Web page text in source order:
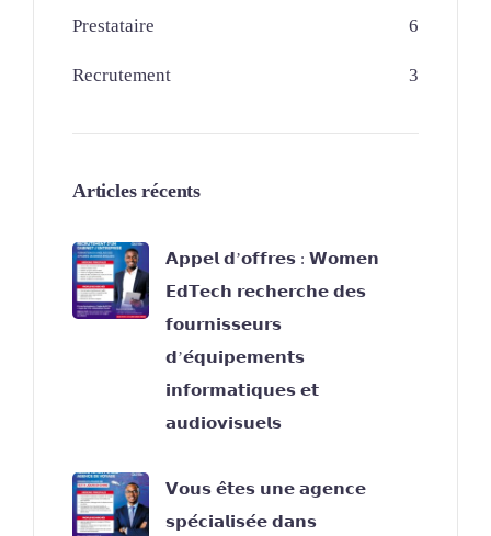
Prestataire 6
Recrutement 3
Articles récents
𝗔𝗽𝗽𝗲𝗹 𝗱’𝗼𝗳𝗳𝗿𝗲𝘀 : 𝗪𝗼𝗺𝗲𝗻
𝗘𝗱𝗧𝗲𝗰𝗵 𝗿𝗲𝗰𝗵𝗲𝗿𝗰𝗵𝗲 𝗱𝗲𝘀
𝗳𝗼𝘂𝗿𝗻𝗶𝘀𝘀𝗲𝘂𝗿𝘀
𝗱’𝗲́𝗾𝘂𝗶𝗽𝗲𝗺𝗲𝗻𝘁𝘀
𝗶𝗻𝗳𝗼𝗿𝗺𝗮𝘁𝗶𝗾𝘂𝗲𝘀 𝗲𝘁
𝗮𝘂𝗱𝗶𝗼𝘃𝗶𝘀𝘂𝗲𝗹𝘀
𝗩𝗼𝘂𝘀 𝗲̂𝘁𝗲𝘀 𝘂𝗻𝗲 𝗮𝗴𝗲𝗻𝗰𝗲
𝘀𝗽𝗲́𝗰𝗶𝗮𝗹𝗶𝘀𝗲́𝗲 𝗱𝗮𝗻𝘀